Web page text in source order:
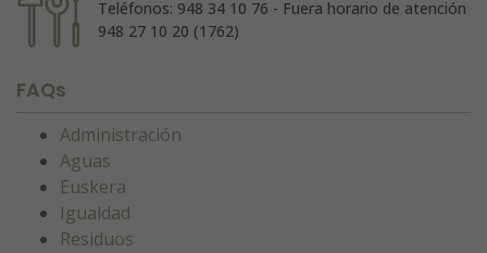
Teléfonos: 948 34 10 76 - Fuera horario de atención
948 27 10 20 (1762)
FAQs
Administración
Aguas
Euskera
Igualdad
Residuos